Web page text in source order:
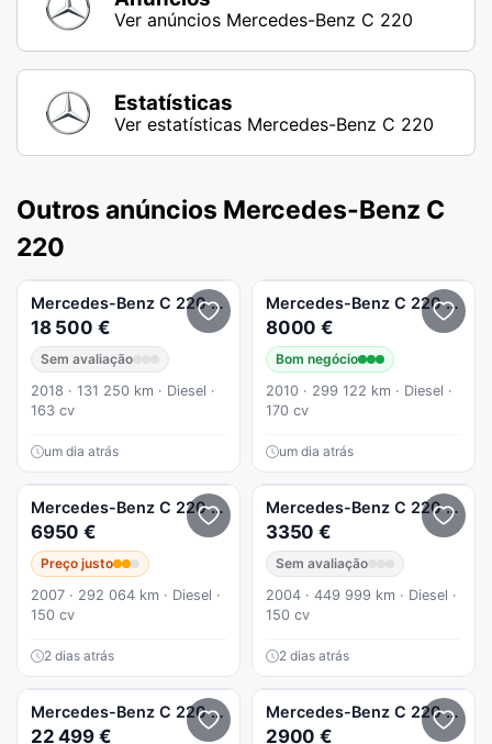
Ver anúncios Mercedes-Benz C 220
Estatísticas
Ver estatísticas Mercedes-Benz C 220
Outros anúncios Mercedes-Benz C
220
Mercedes-Benz C 220 BlueTEC Avantgarde
18 500 €
Sem avaliação
2018 · 131 250 km · Diesel ·
163 cv
um dia atrás
Mercedes-Benz C 220
8000 €
Bom negócio
2010 · 299 122 km · Diesel ·
170 cv
um dia atrás
Mercedes-Benz C 220 CDI Classic DPF Sport Edition
6950 €
Preço justo
2007 · 292 064 km · Diesel ·
150 cv
2 dias atrás
Mercedes-Benz C 220 CDI
3350 €
Sem avaliação
2004 · 449 999 km · Diesel ·
150 cv
2 dias atrás
Mercedes-Benz C 220 d 9G-TRONIC AMG Line
22 499 €
Mercedes-Benz C 220 D
2900 €